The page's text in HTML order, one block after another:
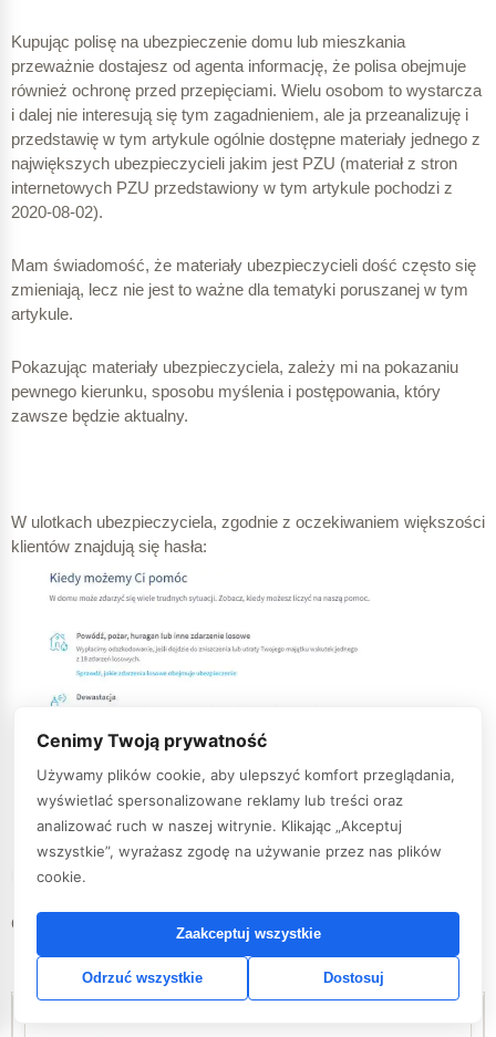
Kupując polisę na ubezpieczenie domu lub mieszkania
przeważnie dostajesz od agenta informację, że polisa obejmuje
również ochronę przed przepięciami. Wielu osobom to wystarcza
i dalej nie interesują się tym zagadnieniem, ale ja przeanalizuję i
przedstawię w tym artykule ogólnie dostępne materiały jednego z
największych ubezpieczycieli jakim jest PZU (materiał z stron
internetowych PZU przedstawiony w tym artykule pochodzi z
2020-08-02).
Mam świadomość, że materiały ubezpieczycieli dość często się
zmieniają, lecz nie jest to ważne dla tematyki poruszanej w tym
artykule.
Pokazując materiały ubezpieczyciela, zależy mi na pokazaniu
pewnego kierunku, sposobu myślenia i postępowania, który
zawsze będzie aktualny.
W ulotkach ubezpieczyciela, zgodnie z oczekiwaniem większości
klientów znajdują się hasła:
Gdy zaczynam drążyć temat docieram do kolejnych ogólników:
Cenimy Twoją prywatność
Używamy plików cookie, aby ulepszyć komfort przeglądania,
wyświetlać spersonalizowane reklamy lub treści oraz
analizować ruch w naszej witrynie. Klikając „Akceptuj
wszystkie”, wyrażasz zgodę na używanie przez nas plików
cookie.
Zaakceptuj wszystkie
Odrzuć wszystkie Dostosuj